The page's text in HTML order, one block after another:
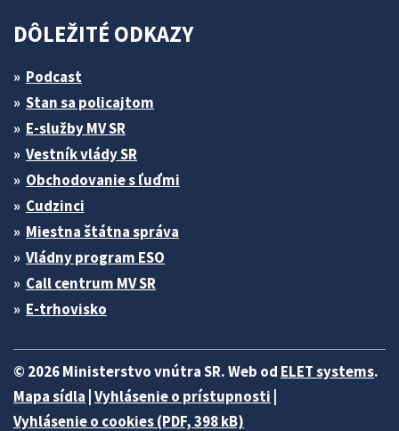
DÔLEŽITÉ ODKAZY
Podcast
Stan sa policajtom
E-služby MV SR
Vestník vlády SR
Obchodovanie s ľuďmi
Cudzinci
Miestna štátna správa
Vládny program ESO
Call centrum MV SR
E-trhovisko
© 2026 Ministerstvo vnútra SR. Web od ELET systems.
Mapa sídla Vyhlásenie o prístupnosti
Vyhlásenie o cookies (PDF, 398 kB)